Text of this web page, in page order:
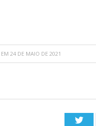
EM 24 DE MAIO DE 2021